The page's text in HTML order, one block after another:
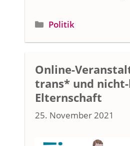
Kategorien
Politik
Online-
trans* und
Elternschaft
25. November 2021